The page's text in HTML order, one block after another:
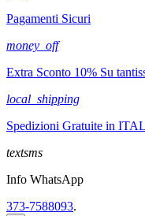
Pagamenti Sicuri
money_off
Extra Sconto 10% Su
local_shipping
Spedizioni Gratuite in
textsms
Info WhatsApp
373-7588093.